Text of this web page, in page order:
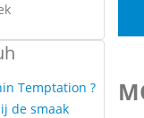
Temptation ?
de smaak